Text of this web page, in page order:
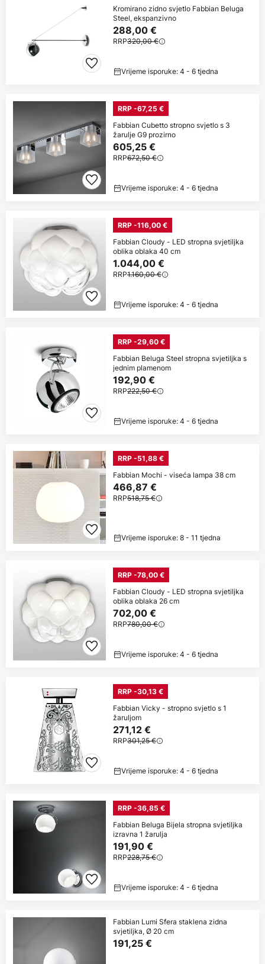
Kromirano zidno svjetlo Fabbian Beluga
Steel, ekspanzivno
288,00 €
RRP320,00 €
Vrijeme isporuke: 4 - 6 tjedna
RRP -67,25 €
Fabbian Cubetto stropno svjetlo s 3
žarulje G9 prozirno
605,25 €
RRP672,50 €
Vrijeme isporuke: 4 - 6 tjedna
RRP -116,00 €
Fabbian Cloudy - LED stropna svjetiljka
oblika oblaka 40 cm
1.044,00 €
RRP1.160,00 €
Vrijeme isporuke: 4 - 6 tjedna
RRP -29,60 €
Fabbian Beluga Steel stropna svjetiljka s
jednim plamenom
192,90 €
RRP222,50 €
Vrijeme isporuke: 4 - 6 tjedna
RRP -51,88 €
Fabbian Mochi - viseća lampa 38 cm
466,87 €
RRP518,75 €
Vrijeme isporuke: 8 - 11 tjedna
RRP -78,00 €
Fabbian Cloudy - LED stropna svjetiljka
oblika oblaka 26 cm
702,00 €
RRP780,00 €
Vrijeme isporuke: 4 - 6 tjedna
RRP -30,13 €
Fabbian Vicky - stropno svjetlo s 1
žaruljom
271,12 €
RRP301,25 €
Vrijeme isporuke: 4 - 6 tjedna
RRP -36,85 €
Fabbian Beluga Bijela stropna svjetiljka
izravna 1 žarulja
191,90 €
RRP228,75 €
Vrijeme isporuke: 4 - 6 tjedna
Fabbian Lumi Sfera staklena zidna
svjetiljka, Ø 20 cm
191,25 €